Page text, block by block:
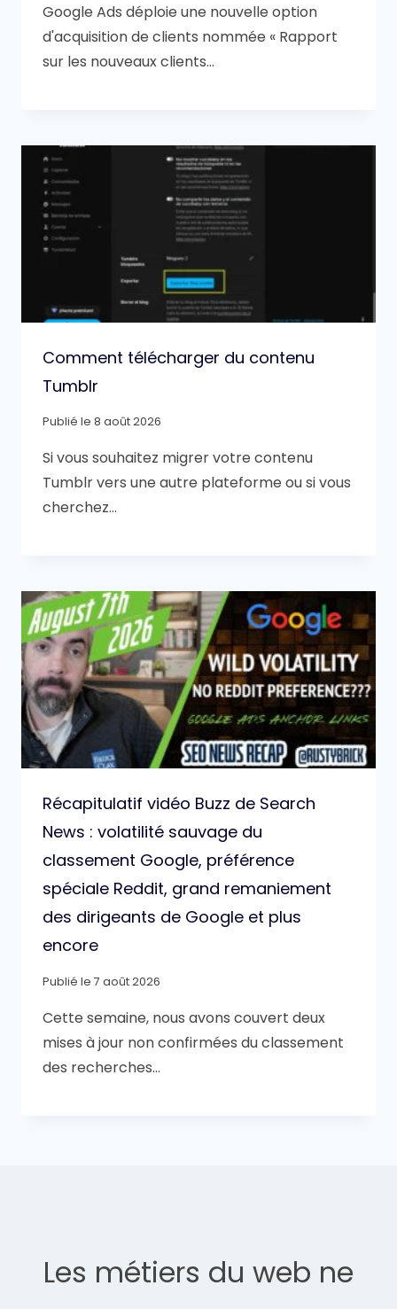
Google Ads déploie une nouvelle option
d'acquisition de clients nommée « Rapport
sur les nouveaux clients…
Comment télécharger du contenu
Tumblr
Publié le 8 août 2026
Si vous souhaitez migrer votre contenu
Tumblr vers une autre plateforme ou si vous
cherchez…
Récapitulatif vidéo Buzz de Search
News : volatilité sauvage du
classement Google, préférence
spéciale Reddit, grand remaniement
des dirigeants de Google et plus
encore
Publié le 7 août 2026
Cette semaine, nous avons couvert deux
mises à jour non confirmées du classement
des recherches…
Les métiers du web ne